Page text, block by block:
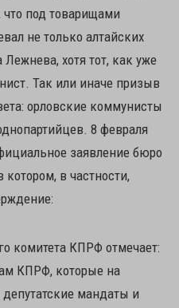
под товарищами
не только алтайских
хотя тот, как уже
Так или иначе призыв
орловские коммунисты
8 февраля
заявление бюро
в частности,
комитета КПРФ отмечает:
КПРФ, которые на
мандаты и